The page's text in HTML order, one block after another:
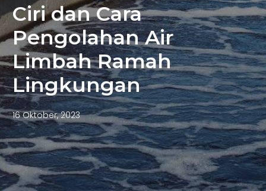
Ciri dan Cara
Pengolahan Air
Limbah Ramah
Lingkungan
16 Oktober, 2023